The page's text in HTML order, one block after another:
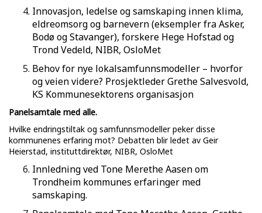
Innovasjon, ledelse og samskaping innen klima,
eldreomsorg og barnevern (eksempler fra Asker,
Bodø og Stavanger), forskere Hege Hofstad og
Trond Vedeld, NIBR, OsloMet
Behov for nye lokalsamfunnsmodeller – hvorfor
og veien videre? Prosjektleder Grethe Salvesvold,
KS Kommunesektorens organisasjon
Panelsamtale med alle.
Hvilke endringstiltak og samfunnsmodeller peker disse
kommunenes erfaring mot? Debatten blir ledet av Geir
Heierstad, instituttdirektør, NIBR, OsloMet
Innledning ved Tone Merethe Aasen om
Trondheim kommunes erfaringer med
samskaping.